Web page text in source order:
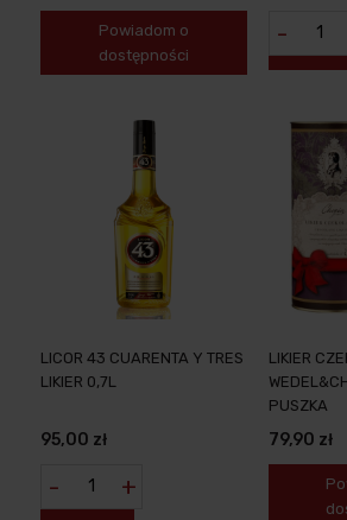
Powiadom o
dostępności
-
LICOR 43 CUARENTA Y TRES
LIKIER 0,7L
95,00 zł
- +
LIKIER
PUSZKA
79,90 zł